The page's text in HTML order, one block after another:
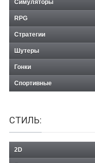
Симуляторы
RPG
Стратегии
Шутеры
Гонки
Спортивные
СТИЛЬ:
2D